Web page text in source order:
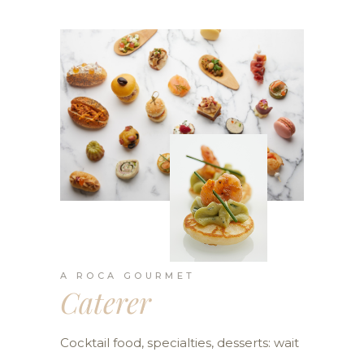
A ROCA GOURMET
Caterer
Cocktail food, specialties, desserts: wait